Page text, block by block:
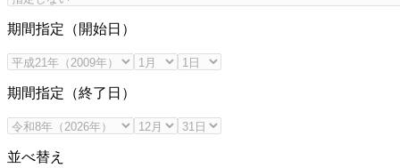
期間指定（開始日）
期間指定（終了日）
並べ替え